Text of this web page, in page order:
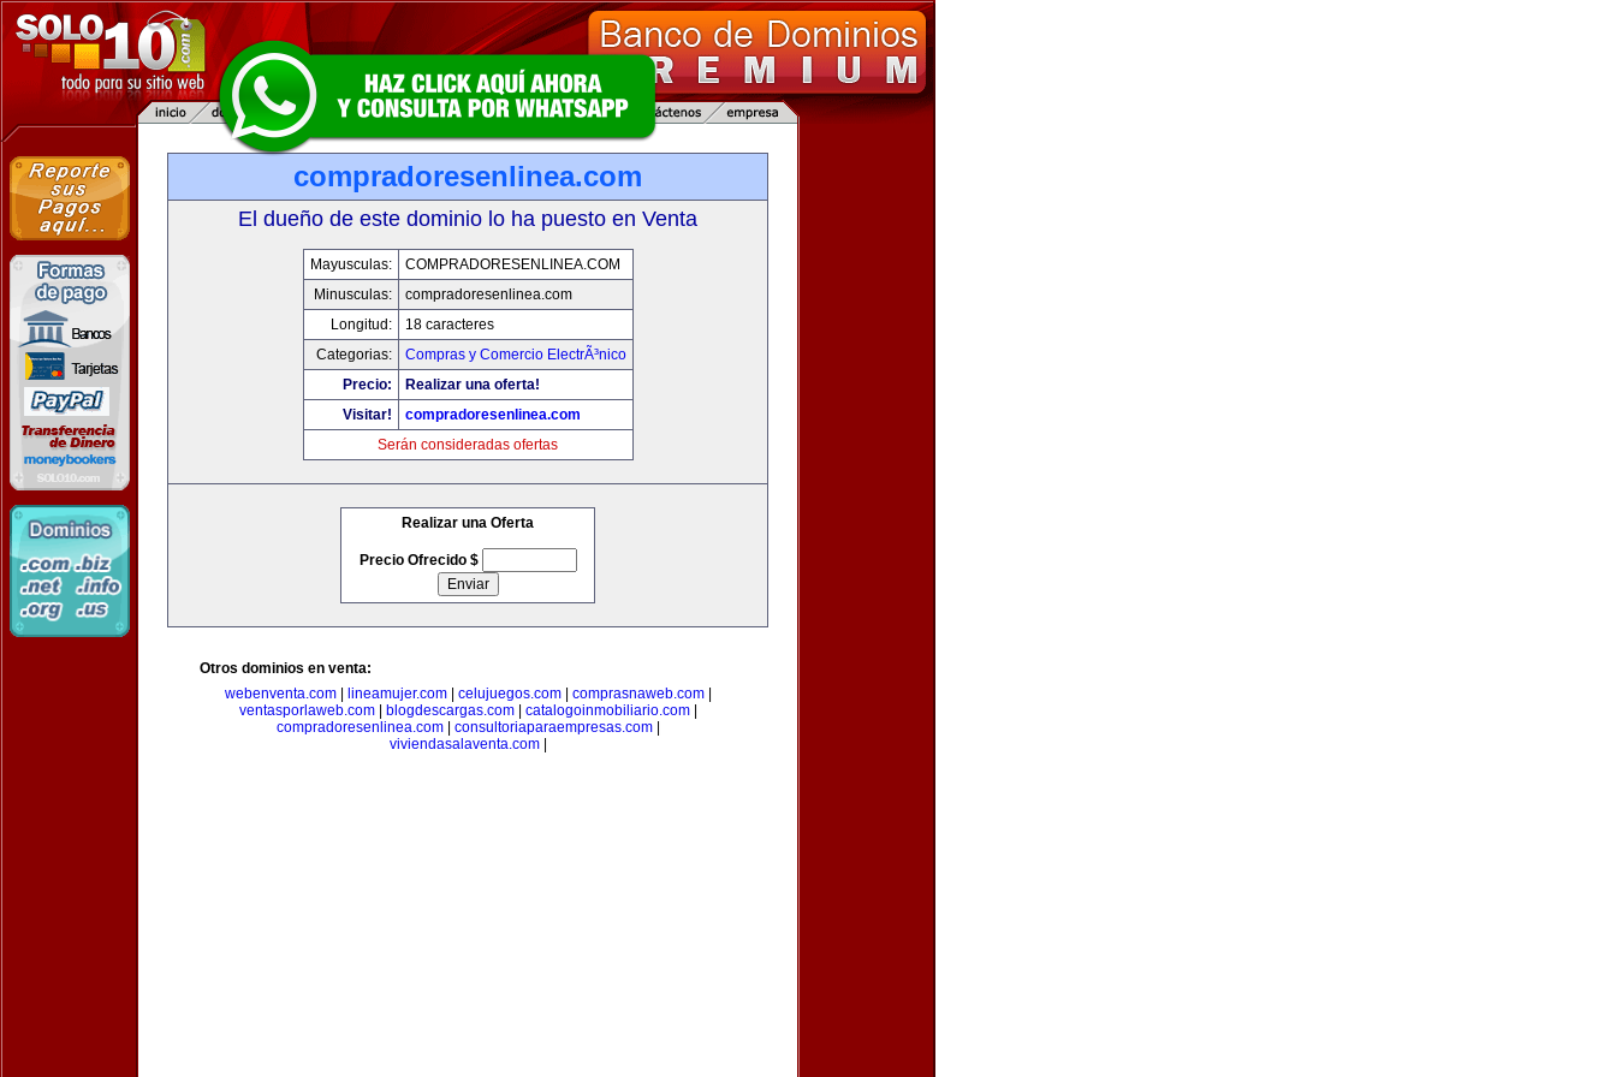
compradoresenlinea.com
El dueño de este dominio lo ha puesto en Venta
Mayusculas:
COMPRADORESENLINEA.COM
Minusculas:
compradoresenlinea.com
Longitud:
18 caracteres
Categorias:
Compras y Comercio ElectrÃ³nico
Precio:
Realizar una oferta!
Visitar!
compradoresenlinea.com
Serán consideradas ofertas
Realizar una Oferta
Precio Ofrecido $
Otros dominios en venta:
webenventa.com| lineamujer.com| celujuegos.com| comprasnaweb.com|
ventasporlaweb.com| blogdescargas.com| catalogoinmobiliario.com|
compradoresenlinea.com| consultoriaparaempresas.com|
viviendasalaventa.com|